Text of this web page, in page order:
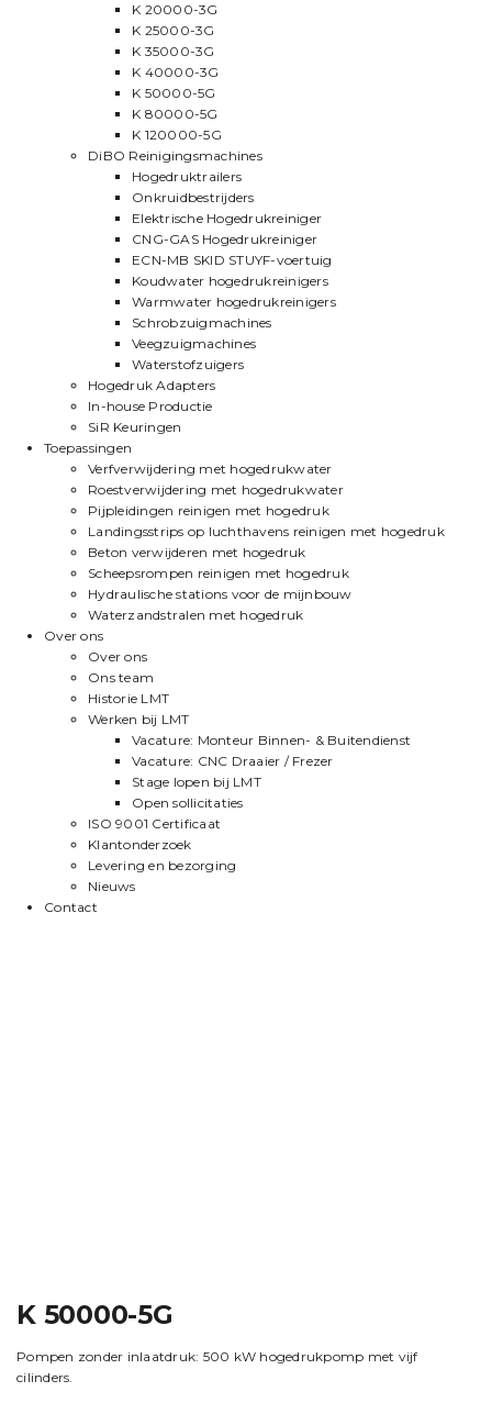
K 20000-3G
K 25000-3G
K 35000-3G
K 40000-3G
K 50000-5G
K 80000-5G
K 120000-5G
DiBO Reinigingsmachines
Hogedruktrailers
Onkruidbestrijders
Elektrische Hogedrukreiniger
CNG-GAS Hogedrukreiniger
ECN-MB SKID STUYF-voertuig
Koudwater hogedrukreinigers
Warmwater hogedrukreinigers
Schrobzuigmachines
Veegzuigmachines
Waterstofzuigers
Hogedruk Adapters
In-house Productie
SiR Keuringen
Toepassingen
Verfverwijdering met hogedrukwater
Roestverwijdering met hogedrukwater
Pijpleidingen reinigen met hogedruk
Landingsstrips op luchthavens reinigen met hogedruk
Beton verwijderen met hogedruk
Scheepsrompen reinigen met hogedruk
Hydraulische stations voor de mijnbouw
Waterzandstralen met hogedruk
Over ons
Over ons
Ons team
Historie LMT
Werken bij LMT
Vacature: Monteur Binnen- & Buitendienst
Vacature: CNC Draaier / Frezer
Stage lopen bij LMT
Open sollicitaties
ISO 9001 Certificaat
Klantonderzoek
Levering en bezorging
Nieuws
Contact
K 50000-5G
Pompen zonder inlaatdruk: 500 kW hogedrukpomp met vijf
cilinders.